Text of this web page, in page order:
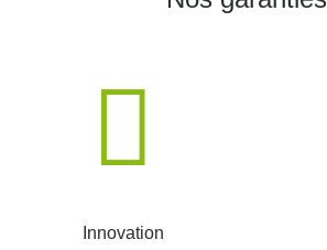
Innovation